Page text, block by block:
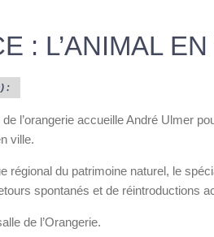
: L’ANIMAL
:
l’orangerie accueille André Ulmer
ville.
régional du patrimoine naturel, le
spontanés et de réintroductions
de l’Orangerie.